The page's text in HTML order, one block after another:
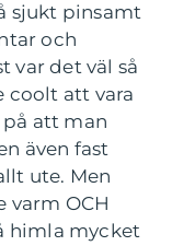
sjukt pinsamt
och
var det väl så
coolt att vara
att man
även fast
ute. Men
varm OCH
himla mycket